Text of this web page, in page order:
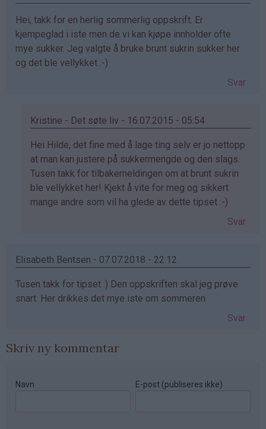
bekreftet)
Hei, takk for en herlig sommerlig oppskrift. Er
kjempeglad i iste men de vi kan kjøpe innholder ofte
mye sukker. Jeg valgte å bruke brunt sukrin sukker her
og det ble vellykket :-)
Svar
Kristine - Det søte liv - 16.07.2015 - 05:54
Som
svar
på
av
Hilde
Hei Hilde, det fine med å lage ting selv er jo nettopp
at man kan justere på sukkermengde og den slags.
Tusen takk for tilbakemeldingen om at brunt sukrin
ble vellykket her! Kjekt å vite for meg og sikkert
mange andre som vil ha glede av dette tipset :-)
Svar
Elisabeth Bentsen - 07.07.2018 - 22:12
Tusen takk for tipset :) Den oppskriften skal jeg prøve
snart. Her drikkes det mye iste om sommeren.
Svar
Skriv ny kommentar
Navn E-post (publiseres ikke)